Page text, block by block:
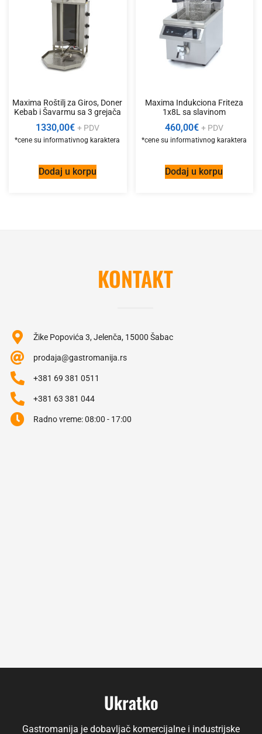
Maxima Roštilj za Giros, Doner
Kebab i Šavarmu sa 3 grejača
1330,00€ + PDV
Dodaj u korpu
Maxima Indukciona Friteza
1x8L sa slavinom
460,00€ + PDV
Dodaj u korpu
KONTAKT
Žike Popovića 3, Jelenča, 15000 Šabac
prodaja@gastromanija.rs
+381 69 381 0511
+381 63 381 044
Radno vreme: 08:00 - 17:00
Ukratko
Gastromanija je dobavljač komercijalne i industrijske